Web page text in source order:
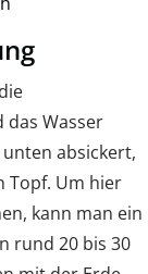
das Wasser
absickert,
Topf. Um hier
kann man ein
rund 20 bis 30